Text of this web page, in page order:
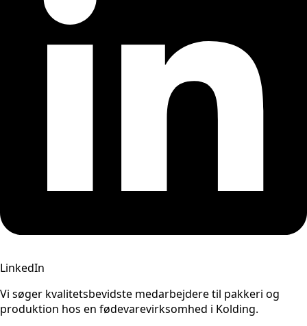
LinkedIn
Vi søger kvalitetsbevidste medarbejdere til pakkeri og
produktion hos en fødevarevirksomhed i Kolding.